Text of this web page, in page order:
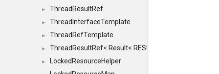
► ThreadResultRef
► ThreadInterfaceTemplate
► ThreadRefTemplate
► ThreadResultRef< Result< RESULTVALUETYPE > >
► LockedResourceHelper